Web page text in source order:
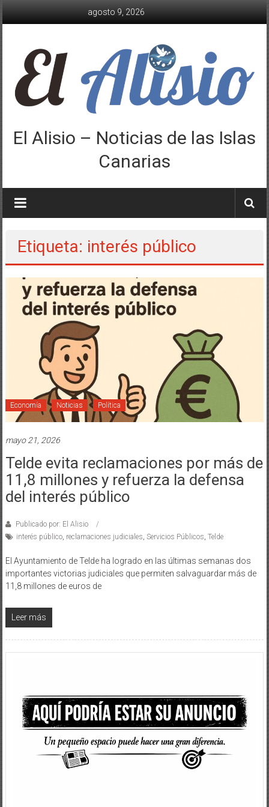
agosto 9, 2026
El Alisio – Noticias de las Islas
Canarias
Etiqueta: interés público
Economía Noticias Política
mayo 21, 2026
Telde evita reclamaciones por más de
11,8 millones y refuerza la defensa
del interés público
Publicado por: El Alisio
interés público, reclamaciones judiciales Servicios Públicos Telde
El Ayuntamiento de Telde ha logrado en las últimas semanas dos
importantes victorias judiciales que permiten salvaguardar más de
11,8 millones de euros de
Leer más